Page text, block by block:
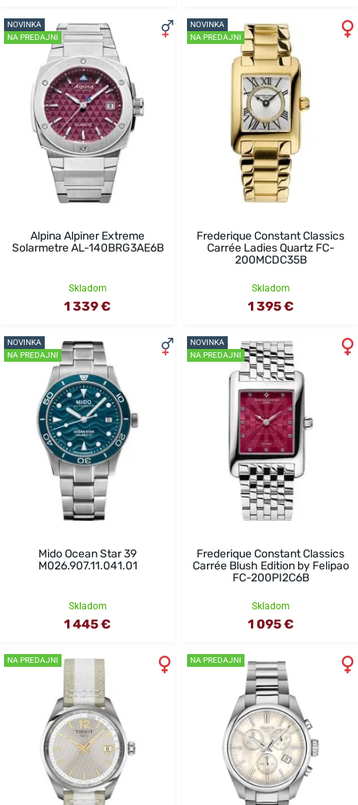
NOVINKA
NA PREDAJNI
Alpina Alpiner Extreme
Solarmetre AL-140BRG3AE6B
Skladom
1 339 €
NOVINKA
NA PREDAJNI
Frederique Constant Classics
Carrée Ladies Quartz FC-
200MCDC35B
Skladom
1 395 €
NOVINKA
NA PREDAJNI
Mido Ocean Star 39
M026.907.11.041.01
Skladom
1 445 €
NOVINKA
NA PREDAJNI
Frederique Constant Classics
Carrée Blush Edition by Felipao
FC-200PI2C6B
Skladom
1 095 €
NA PREDAJNI NA PREDAJNI